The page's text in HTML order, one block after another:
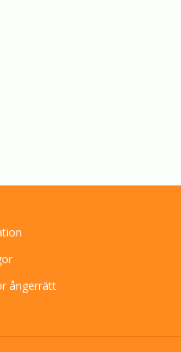
ångerrätt